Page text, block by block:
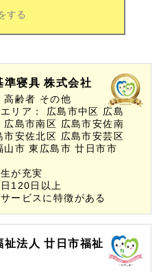
する
準寝具 株式会社
高齢者 その他
リア：
広島市中区 広島
広島市南区 広島市安佐南
市安佐北区 広島市安芸区
山市東広島市廿日市市
が充実
120日以上
ービスに特徴がある
祉法人 廿日市福祉